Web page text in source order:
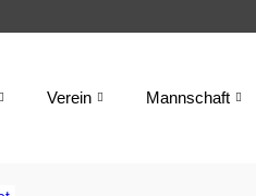
Verein Mannschaft